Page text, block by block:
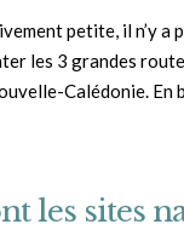
petite, il n’y
les 3 grandes
Calédonie. En
les sites